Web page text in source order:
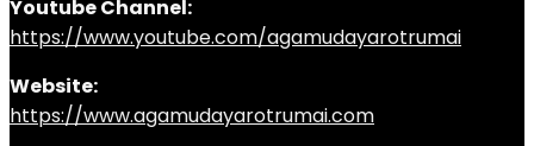
Youtube Channel:
https://www.youtube.com/agamudayarotrumai
Website:
https://www.agamudayarotrumai.com